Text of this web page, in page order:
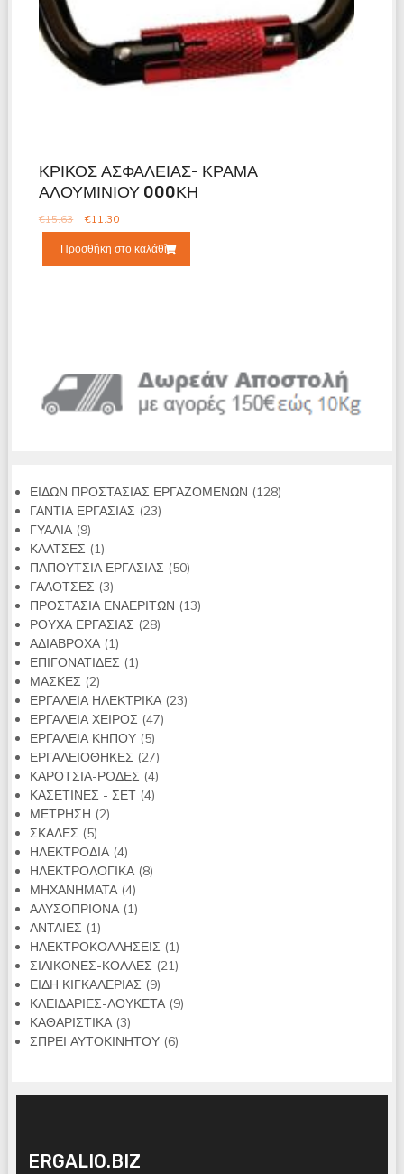
ΚΡΙΚΟΣ ΑΣΦΑΛΕΙΑΣ- ΚΡΑΜΑ
ΑΛΟΥΜΙΝΙΟΥ 000ΚΗ
€15.63 €11.30
Προσθήκη στο καλάθι
ΕΙΔΩΝ ΠΡΟΣΤΑΣΙΑΣ ΕΡΓΑΖΟΜΕΝΩΝ 128128
ΓΑΝΤΙΑ ΕΡΓΑΣΙΑΣ 2323
ΓΥΑΛΙΑ 99
προϊόντα
ΚΑΛΤΣΕΣ 11
προϊόν
ΠΑΠΟΥΤΣΙΑ ΕΡΓΑΣΙΑΣ 5050
ΓΑΛΟΤΣΕΣ 33
προϊόντα
ΠΡΟΣΤΑΣΙΑ ΕΝΑΕΡΙΤΩΝ 1313
ΡΟΥΧΑ ΕΡΓΑΣΙΑΣ 2828
ΑΔΙΑΒΡΟΧΑ 11
προϊόν
ΕΠΙΓΟΝΑΤΙΔΕΣ 11
ΜΑΣΚΕΣ 22
προϊόντα
ΕΡΓΑΛΕΙΑ ΗΛΕΚΤΡΙΚΑ 2323
ΕΡΓΑΛΕΙΑ ΧΕΙΡΟΣ 4747
ΕΡΓΑΛΕΙΑ ΚΗΠΟΥ 55
προϊόντα
ΕΡΓΑΛΕΙΟΘΗΚΕΣ 2727
προϊόντα
ΚΑΡΟΤΣΙΑ-ΡΟΔΕΣ 44
ΚΑΣΕΤΙΝΕΣ - ΣΕΤ 44
ΜΕΤΡΗΣΗ 22
ΣΚΑΛΕΣ 55
προϊόντα
ΗΛΕΚΤΡΟΔΙΑ 44
προϊόντα
ΗΛΕΚΤΡΟΛΟΓΙΚΑ 88
ΜΗΧΑΝΗΜΑΤΑ 44
προϊόντα
ΑΛΥΣΟΠΡΙΟΝΑ 11
ΑΝΤΛΙΕΣ 11
προϊόν
ΗΛΕΚΤΡΟΚΟΛΛΗΣΕΙΣ 11
προϊόν
ΣΙΛΙΚΟΝΕΣ-ΚΟΛΛΕΣ 2121
ΕΙΔΗ ΚΙΓΚΑΛΕΡΙΑΣ 99
προϊόντα
ΚΛΕΙΔΑΡΙΕΣ-ΛΟΥΚΕΤΑ 99
ΚΑΘΑΡΙΣΤΙΚΑ 33
προϊόντα
ΣΠΡΕΙ ΑΥΤΟΚΙΝΗΤΟΥ 66
ERGALIO.BIZ